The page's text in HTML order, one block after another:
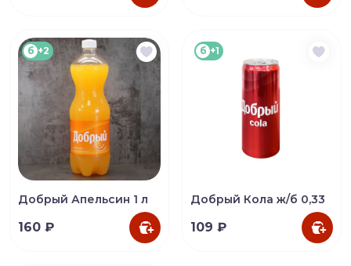
б +2
Добрый Апельсин 1 л
160 ₽
б +1
Добрый Кола ж/б 0,33
109 ₽